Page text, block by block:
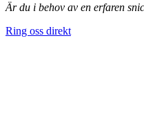
Är du i behov av en erfaren
Ring oss direkt